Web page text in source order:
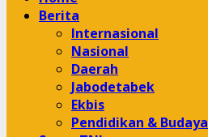
MenuBerita
Internasional
Nasional
Daerah
Jabodetabek
Ekbis
Pendidikan & Budaya